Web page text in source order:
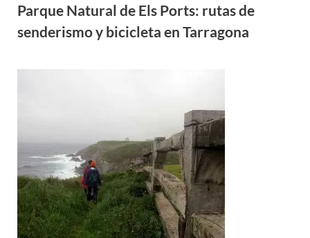
Parque Natural de Els Ports: rutas de
senderismo y bicicleta en Tarragona